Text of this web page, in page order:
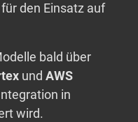
den Einsatz auf
bald über
und AWS
in
wird.